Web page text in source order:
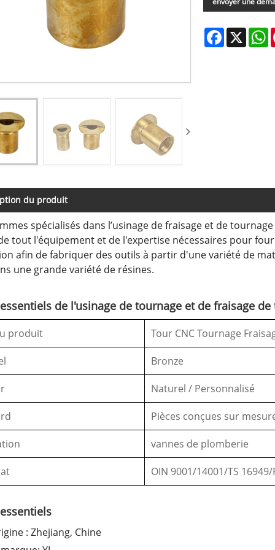
Facebook
X
du produit
spécialisés dans l’usinage de fraisage et de
tout l'équipement et de l'expertise nécessaires pour
afin de fabriquer des outils à partir d'une variété de
une grande variété de résines.
de l'usinage de tournage et de fraisage de
produit Tour CNC Tournage
Bronze
Naturel / Personnalisé
Pièces conçues sur
vannes de plomberie
OIN 9001/14001/TS 16949/
: Zhejiang, Chine